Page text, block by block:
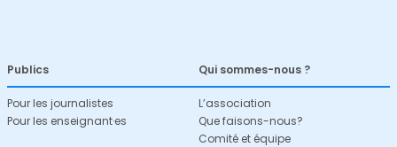
Publics
Pour les journalistes
Pour les enseignant·es
Qui sommes-nous ?
L’association
Que faisons-nous?
Comité et équipe